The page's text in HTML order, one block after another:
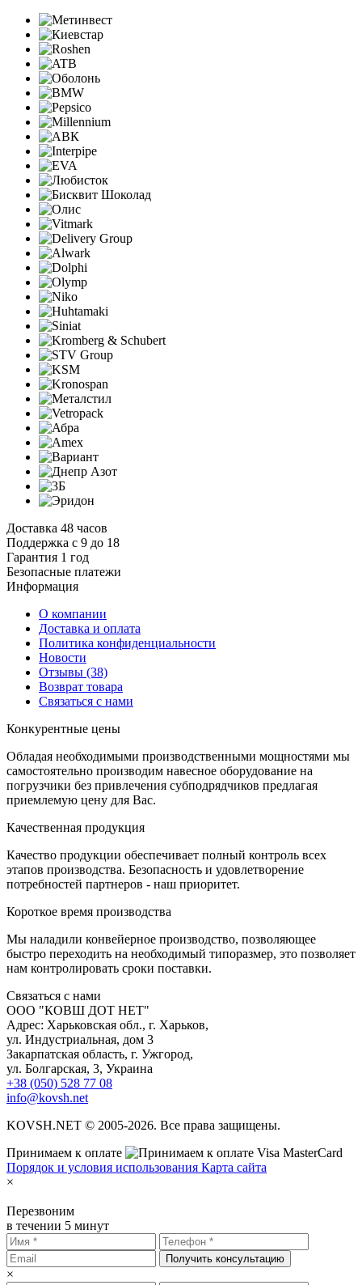
Доставка 48 часов
Поддержка с 9 до 18
Гарантия 1 год
Безопасные платежи
Информация
О компании
Доставка и оплата
Политика конфиденциальности
Новости
Отзывы (38)
Возврат товара
Связаться с нами
Конкурентные цены
Обладая необходимыми производственными мощностями мы
самостоятельно производим навесное оборудование на
погрузчики без привлечения субподрядчиков предлагая
приемлемую цену для Вас.
Качественная продукция
Качество продукции обеспечивает полный контроль всех
этапов производства. Безопасность и удовлетворение
потребностей партнеров - наш приоритет.
Короткое время производства
Мы наладили конвейерное производство, позволяющее
быстро переходить на необходимый типоразмер, это позволяет
нам контролировать сроки поставки.
Связаться с нами
ООО "КОВШ ДОТ НЕТ"
Адрес: Харьковская обл., г. Харьков,
ул. Индустриальная, дом 3
Закарпатская область, г. Ужгород,
ул. Болгарская, 3, Украина
+38 (050) 528 77 08
info@kovsh.net
KOVSH.NET © 2005-2026. Все права защищены.
Принимаем к оплате
Порядок и условия использования Карта сайта
×
Перезвоним
в течении 5 минут
Получить консультацию
×